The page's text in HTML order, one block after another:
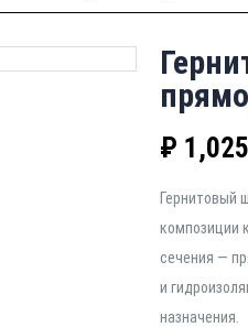
₽
Гернитовый
композиции
сечения —
и
назначения.